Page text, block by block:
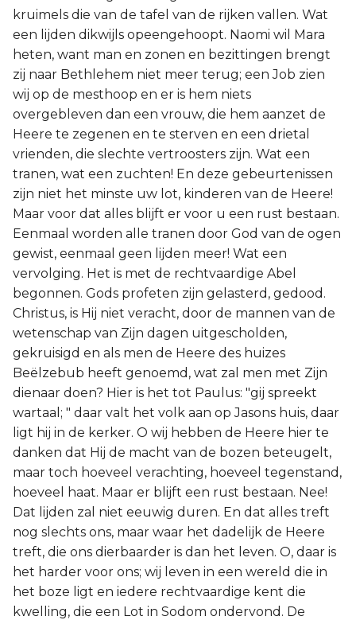
kruimels die van de tafel van de rijken vallen. Wat
een lijden dikwijls opeengehoopt. Naomi wil Mara
heten, want man en zonen en bezittingen brengt
zij naar Bethlehem niet meer terug; een Job zien
wij op de mesthoop en er is hem niets
overgebleven dan een vrouw, die hem aanzet de
Heere te zegenen en te sterven en een drietal
vrienden, die slechte vertroosters zijn. Wat een
tranen, wat een zuchten! En deze gebeurtenissen
zijn niet het minste uw lot, kinderen van de Heere!
Maar voor dat alles blijft er voor u een rust bestaan.
Eenmaal worden alle tranen door God van de ogen
gewist, eenmaal geen lijden meer! Wat een
vervolging. Het is met de rechtvaardige Abel
begonnen. Gods profeten zijn gelasterd, gedood.
Christus, is Hij niet veracht, door de mannen van de
wetenschap van Zijn dagen uitgescholden,
gekruisigd en als men de Heere des huizes
Beëlzebub heeft genoemd, wat zal men met Zijn
dienaar doen? Hier is het tot Paulus: "gij spreekt
wartaal; " daar valt het volk aan op Jasons huis, daar
ligt hij in de kerker. O wij hebben de Heere hier te
danken dat Hij de macht van de bozen beteugelt,
maar toch hoeveel verachting, hoeveel tegenstand,
hoeveel haat. Maar er blijft een rust bestaan. Nee!
Dat lijden zal niet eeuwig duren. En dat alles treft
nog slechts ons, maar waar het dadelijk de Heere
treft, die ons dierbaarder is dan het leven. O, daar is
het harder voor ons; wij leven in een wereld die in
het boze ligt en iedere rechtvaardige kent die
kwelling, die een Lot in Sodom ondervond. De